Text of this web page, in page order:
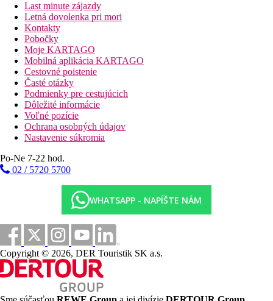
Fotogaléria
Last minute zájazdy
Letná dovolenka pri mori
Kontakty
Pobočky
Moje KARTAGO
Mobilná aplikácia KARTAGO
Cestovné poistenie
Časté otázky
Podmienky pre cestujúcich
Dôležité informácie
Voľné pozície
Ochrana osobných údajov
Nastavenie súkromia
Po-Ne 7-22 hod.
02 / 5720 5700
WHATSAPP - NAPÍŠTE NÁM
Copyright © 2026, DER Touristik SK a.s.